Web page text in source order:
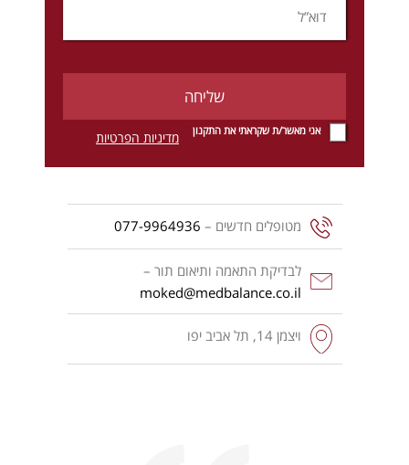
אני מאשר/ת שקראתי את התקנון מדיניות הפרטיות
מטופלים חדשים – 077-9964936
לבדיקת התאמה ותיאום תור –
moked@medbalance.co.il
ויצמן‬ 14, תל אביב יפו